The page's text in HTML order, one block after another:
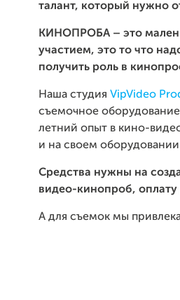
талант, который нужно
КИНОПРОБА – это
участием, это то что
получить роль в
Наша студия VipVideo
съемочное
летний опыт в кино-
и на своем
Средства нужны на
видео-кинопроб,
А для съемок мы